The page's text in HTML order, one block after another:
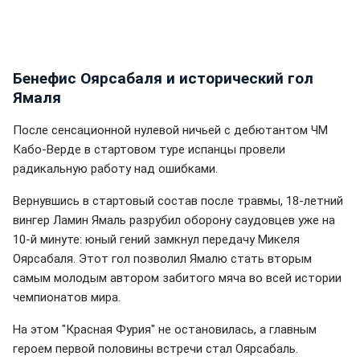
Бенефис Оярсабаля и исторический гол
Ямаля
После сенсационной нулевой ничьей с дебютантом ЧМ
Кабо-Верде в стартовом туре испанцы провели
радикальную работу над ошибками.
Вернувшись в стартовый состав после травмы, 18-летний
вингер Ламин Ямаль разрубил оборону саудовцев уже на
10-й минуте: юный гений замкнул передачу Микеля
Оярсабаля. Этот гол позволил Ямалю стать вторым
самым молодым автором забитого мяча во всей истории
чемпионатов мира.
На этом "Красная Фурия" не остановилась, а главным
героем первой половины встречи стал Оярсабаль.